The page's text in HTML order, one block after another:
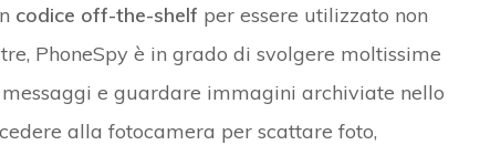
codice off-the-shelf per essere utilizzato non
PhoneSpy è in grado di svolgere moltissime
e guardare immagini archiviate nello
alla fotocamera per scattare foto,